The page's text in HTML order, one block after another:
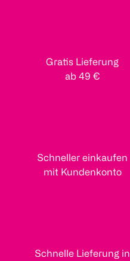
Gratis Lieferung
ab 49 €
Schneller einkaufen
mit Kundenkonto
Schnelle Lieferung in